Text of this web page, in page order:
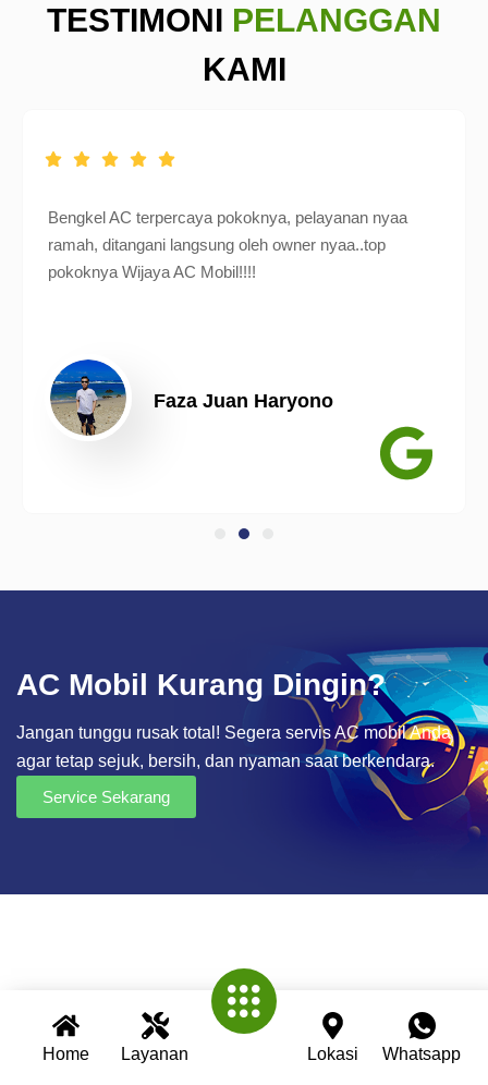
Home Layanan Lokasi Whatsapp
TESTIMONI PELANGGAN
KAMI
Bengkel AC terpercaya pokoknya, pelayanan nyaa
ramah, ditangani langsung oleh owner nyaa..top
pokoknya Wijaya AC Mobil!!!!
Faza Juan Haryono
AC Mobil Kurang Dingin?
Jangan tunggu rusak total! Segera servis AC mobil Anda
agar tetap sejuk, bersih, dan nyaman saat berkendara.
Service Sekarang